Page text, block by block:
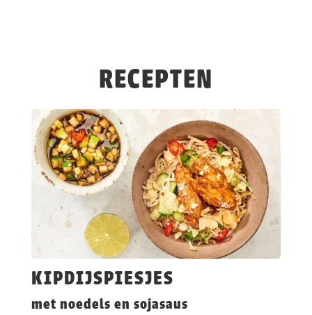
RECEPTEN
KIPDIJSPIESJES
met noedels en sojasaus